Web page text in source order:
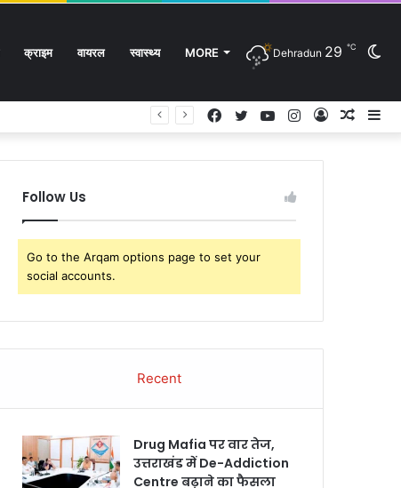
क्राइम वायरल स्वास्थ्य MORE Dehradun 29 ℃
Log
Instagram
YouTube
Twitter
Facebook
Follow Us
Go to the Arqam options page to set your
social accounts.
Recent
Drug Mafia पर वार तेज,
उत्तराखंड में De-Addiction
Centre बढ़ाने का फैसला